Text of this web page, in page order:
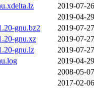
2019-07-
2019-04-
gnu.bz2
2019-07-
gnu.xz
2019-07-
gnu.lz
2019-07-
2019-04-
2008-05-
2017-02-